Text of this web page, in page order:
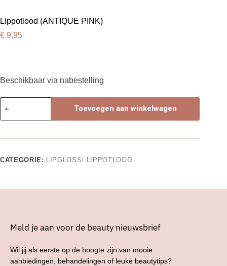
Lippotlood (ANTIQUE PINK)
€ 9,95
Beschikbaar via nabestelling
Lippotlood
(ANTIQUE
PINK)
Toevoegen aan winkelwagen
CATEGORIE: LIPGLOSS/ LIPPOTLOOD
Meld je aan voor de beauty nieuwsbrief
Wil jij als eerste op de hoogte zijn van mooie
aanbiedingen, behandelingen of leuke beautytips?